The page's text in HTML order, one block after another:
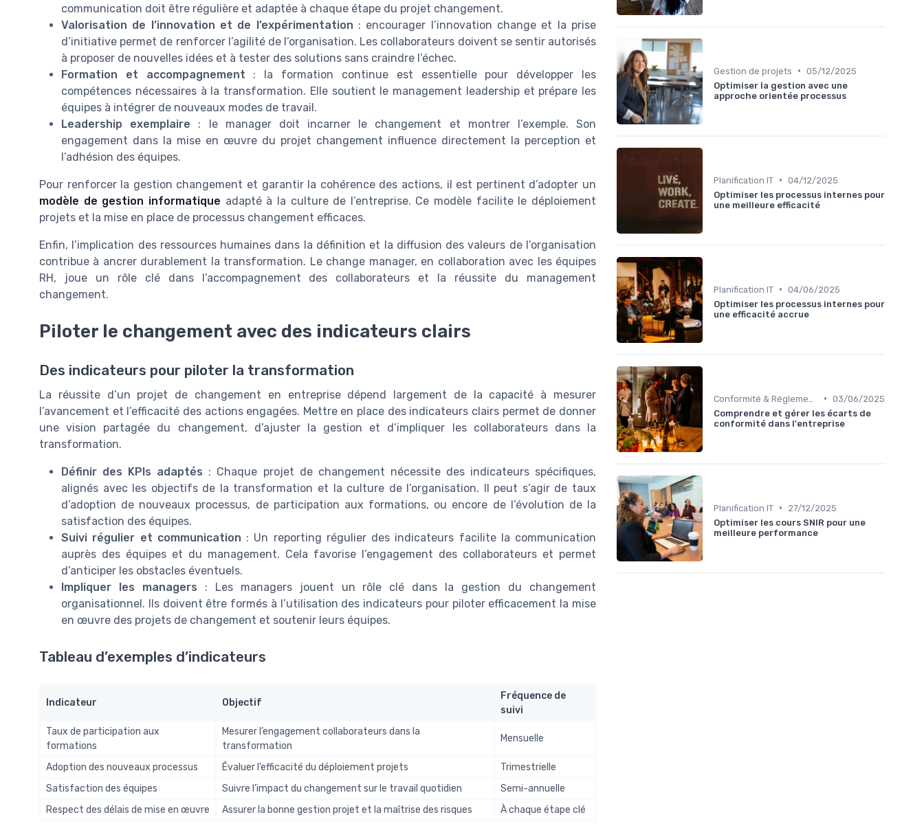
communication doit être régulière et adaptée à chaque étape du projet changement.
Valorisation de l’innovation et de l’expérimentation : encourager l’innovation change et la prise
d’initiative permet de renforcer l’agilité de l’organisation. Les collaborateurs doivent se sentir autorisés
à proposer de nouvelles idées et à tester des solutions sans craindre l’échec.
Formation et accompagnement : la formation continue est essentielle pour développer les
compétences nécessaires à la transformation. Elle soutient le management leadership et prépare les
équipes à intégrer de nouveaux modes de travail.
Leadership exemplaire : le manager doit incarner le changement et montrer l’exemple. Son
engagement dans la mise en œuvre du projet changement influence directement la perception et
l’adhésion des équipes.
Pour renforcer la gestion changement et garantir la cohérence des actions, il est pertinent d’adopter un
modèle de gestion informatique adapté à la culture de l’entreprise. Ce modèle facilite le déploiement
projets et la mise en place de processus changement efficaces.
Enfin, l’implication des ressources humaines dans la définition et la diffusion des valeurs de l’organisation
contribue à ancrer durablement la transformation. Le change manager, en collaboration avec les équipes
RH, joue un rôle clé dans l’accompagnement des collaborateurs et la réussite du management
changement.
Piloter le changement avec des indicateurs clairs
Des indicateurs pour piloter la transformation
La réussite d’un projet de changement en entreprise dépend largement de la capacité à mesurer
l’avancement et l’efficacité des actions engagées. Mettre en place des indicateurs clairs permet de donner
une vision partagée du changement, d’ajuster la gestion et d’impliquer les collaborateurs dans la
transformation.
Définir des KPIs adaptés : Chaque projet de changement nécessite des indicateurs spécifiques,
alignés avec les objectifs de la transformation et la culture de l’organisation. Il peut s’agir de taux
d’adoption de nouveaux processus, de participation aux formations, ou encore de l’évolution de la
satisfaction des équipes.
Suivi régulier et communication : Un reporting régulier des indicateurs facilite la communication
auprès des équipes et du management. Cela favorise l’engagement des collaborateurs et permet
d’anticiper les obstacles éventuels.
Impliquer les managers : Les managers jouent un rôle clé dans la gestion du changement
organisationnel. Ils doivent être formés à l’utilisation des indicateurs pour piloter efficacement la mise
en œuvre des projets de changement et soutenir leurs équipes.
Tableau d’exemples d’indicateurs
Indicateur Objectif
Fréquence de
suivi
Taux de participation aux
formations
Mesurer l’engagement collaborateurs dans la
transformation
Mensuelle
Adoption des nouveaux processus Évaluer l’efficacité du déploiement projets
Trimestrielle
Satisfaction des équipes
Suivre l’impact du changement sur le travail quotidien
Semi-annuelle
Respect des délais de mise en œuvre
Assurer la bonne gestion projet et la maîtrise des risques À chaque étape clé
Gestion de projets • 05/12/2025
Optimiser la gestion avec une
approche orientée processus
Planification IT • 04/12/2025
Optimiser les processus internes pour
une meilleure efficacité
Planification IT • 04/06/2025
Optimiser les processus internes pour
une efficacité accrue
• 03/06/2025
Comprendre et gérer les écarts de
conformité dans l'entreprise
Planification IT •
27/12/2025
Optimiser les cours SNIR pour une
meilleure performance